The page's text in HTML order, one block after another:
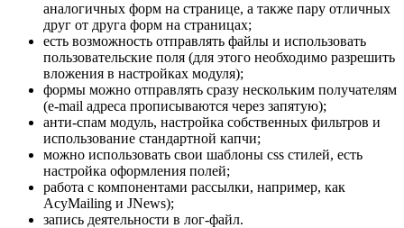
аналогичных форм на странице, а также пару отличных
друг от друга форм на страницах;
есть возможность отправлять файлы и использовать
пользовательские поля (для этого необходимо разрешить
вложения в настройках модуля);
формы можно отправлять сразу нескольким получателям
(e-mail адреса прописываются через запятую);
анти-спам модуль, настройка собственных фильтров и
использование стандартной капчи;
можно использовать свои шаблоны css стилей, есть
настройка оформления полей;
работа с компонентами рассылки, например, как
AcyMailing и JNews);
запись деятельности в лог-файл.